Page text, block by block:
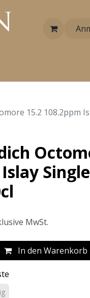
15.2 108.2ppm
MwSt.
In den Warenkorb